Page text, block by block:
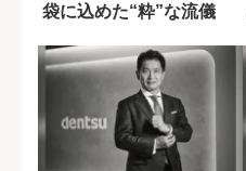
袋に込めた“粋”な流儀